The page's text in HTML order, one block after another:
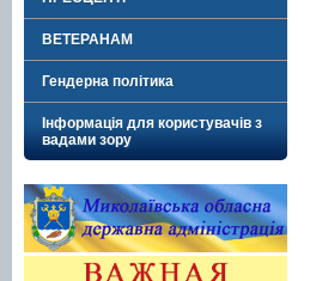
ВЕТЕРАНАМ
Гендерна політика
Інформація для користувачів з
вадами зору